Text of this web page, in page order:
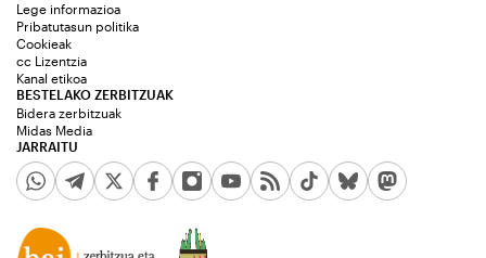
JARRAITU
Lege informazioa
Pribatutasun politika
Cookieak
cc Lizentzia
Kanal etikoa
BESTELAKO ZERBITZUAK
Bidera zerbitzuak
Midas Media